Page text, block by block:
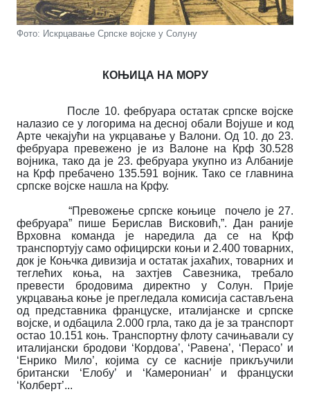
Фото: Искрцавање Српске војске у Солуну
КОЊИЦА НА МОРУ
После 10. фебруара остатак српске војске
налазио се у логорима на десној обали Војуше и код
Арте чекајући на укрцавање у Валони. Од 10. до 23.
фебруара превежено је из Валоне на Крф 30.528
војника, тако да је 23. фебруара укупно из Албаније
на Крф пребачено 135.591 војник. Тако се главнина
српске војске нашла на Крфу.
“Превожење српске коњице почело је 27.
фебруара” пише Берислав Висковић,”. Дан раније
Врховна команда је наредила да се на Крф
транспортују само официрски коњи и 2.400 товарних,
док је Коњчка дивизија и остатак јахаћих, товарних и
теглећих коња, на захтјев Савезника, требало
превести бродовима директно у Солун. Прије
укрцавања коње је прегледала комисија састављена
од представника француске, италијанске и српске
војске, и одбацила 2.000 грла, тако да је за транспорт
остао 10.151 коњ. Транспортну флоту сачињавали су
италијански бродови ‘Кордова’, ‘Равена’, ‘Перасо’ и
‘Енрико Мило’, којима су се касније прикључили
британски ‘Елобy’ и ‘Камерониан’ и француски
‘Колберт’...